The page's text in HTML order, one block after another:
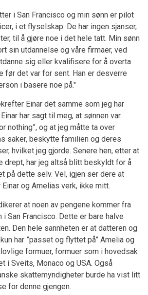
i San Francisco og min sønn er pilot
i et flyselskap. De har ingen sjanser,
til å gjøre noe i det hele tatt. Min sønn
sin utdannelse og våre firmaer, ved
sig eller kvalifisere for å overta
før det var for sent. Han er desverre
i basere noe på."
Einar det samme som jeg har
har sagt til meg, at sønnen var
nothing”, og at jeg måtte ta over
saker, beskytte familien og deres
hvilket jeg gjorde. Senere hen, etter at
drept, har jeg altså blitt beskyldt for å
på dette selv. Vel, igjen ser dere at
og Amelias verk, ikke mitt.
at noen av pengene kommer fra
i San Francisco. Dette er bare halve
Den hele sannheten er at datteren og
har ”passet og flyttet på” Amelia og
formuer, formuer som i hovedsak
i Sveits, Monaco og USA. Også
skattemyndigheter burde ha vist litt
for denne gjengen.